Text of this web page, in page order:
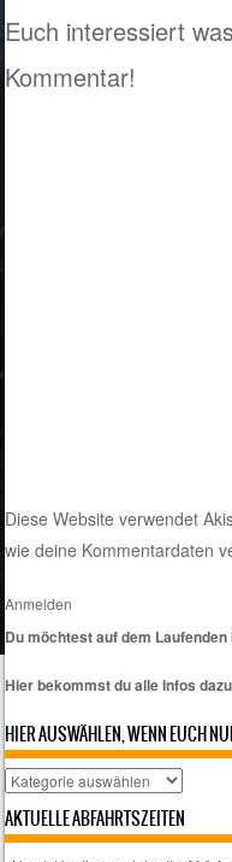
Euch interessiert
Kommentar!
Diese Website verwendet
wie deine Kommentardaten
Anmelden
Du möchtest auf dem Laufenden
Hier bekommst du alle Infos
HIER AUSWÄHLEN, WENN EUCH
Hier
wenn
AKTUELLE ABFAHRTSZEITEN